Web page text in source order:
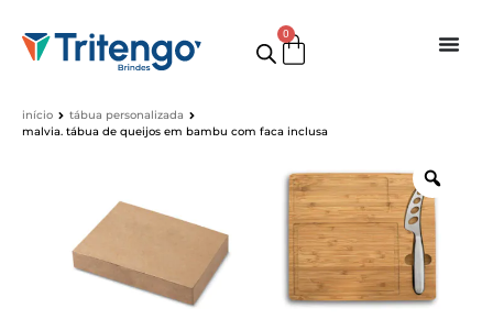
0
início
tábua personalizada
malvia. tábua de queijos em bambu com faca inclusa